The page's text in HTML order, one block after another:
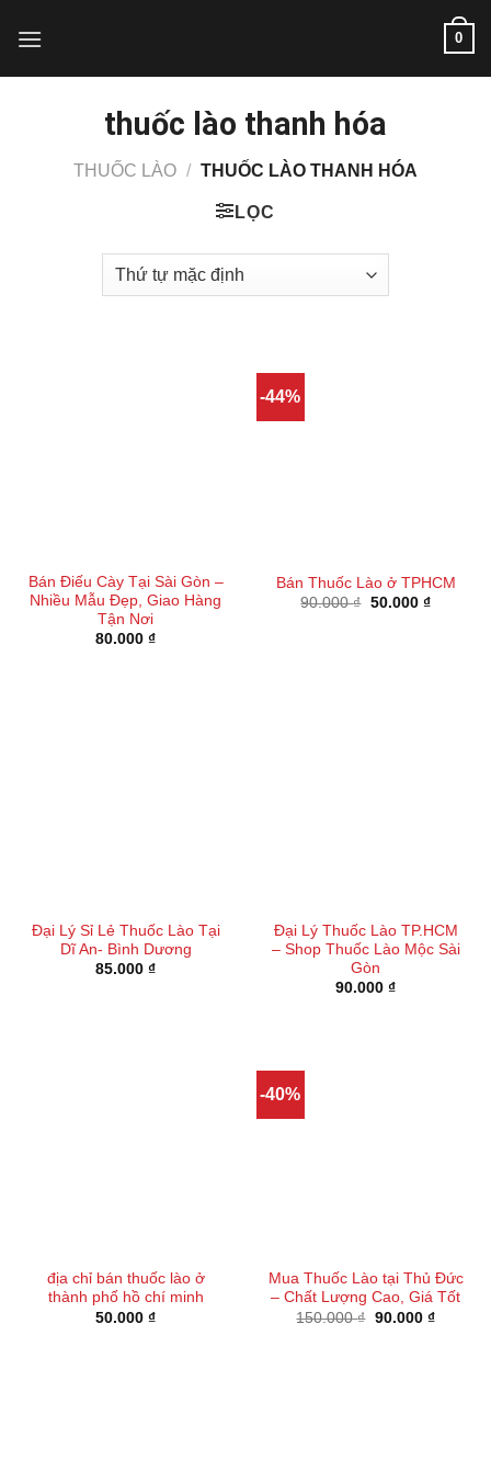
0
thuốc lào thanh hóa
THUỐC LÀO / THUỐC LÀO THANH HÓA
LỌC
Bán Điếu Cày Tại Sài Gòn –
Nhiều Mẫu Đẹp, Giao Hàng
Tận Nơi
80.000 ₫
-44%
Bán Thuốc Lào ở TPHCM
90.000₫ Giá
50.000 ₫Giá
Đại Lý Sỉ Lẻ Thuốc Lào Tại
Dĩ An- Bình Dương
85.000 ₫
Đại Lý Thuốc Lào TP.HCM
– Shop Thuốc Lào Mộc Sài
Gòn
90.000 ₫
địa chỉ bán thuốc lào ở
thành phố hồ chí minh
50.000 ₫
-40%
Mua Thuốc Lào tại Thủ Đức
– Chất Lượng Cao, Giá Tốt
150.000₫ Giá
90.000 ₫Giá